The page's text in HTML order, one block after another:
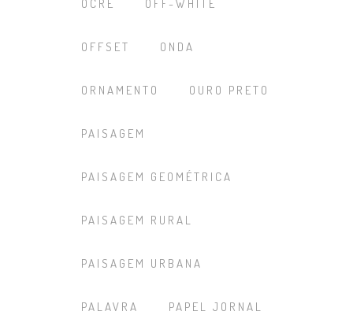
OCRE OFF-WHITE
OFFSET ONDA
ORNAMENTO OURO PRETO
PAISAGEM
PAISAGEM GEOMÉTRICA
PAISAGEM RURAL
PAISAGEM URBANA
PALAVRA PAPEL JORNAL